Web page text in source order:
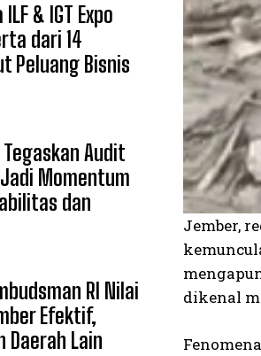
& IGT Expo
dari 14
Peluang Bisnis
Audit
Momentum
dan
RI Nilai
Efektif,
Daerah Lain
Jember,
dikenal